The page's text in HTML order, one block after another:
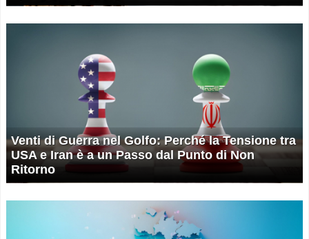
Venti di Guerra nel Golfo: Perché la Tensione tra
USA e Iran è a un Passo dal Punto di Non
Ritorno